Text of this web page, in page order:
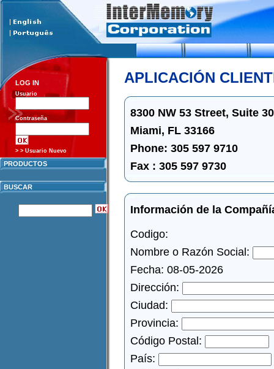
LOG IN
Usuario
Contraseña
> > Usuario Nuevo
PRODUCTOS
BUSCAR
APLICACIÓN
8300 NW 53 Street, Suite
Miami, FL 33166
Phone: 305 597 9710
Fax : 305 597 9730
Información de la
Codigo:
Nombre o Razón Social:
Fecha: 08-05-2026
Dirección:
Ciudad:
Provincia:
Código Postal:
País: